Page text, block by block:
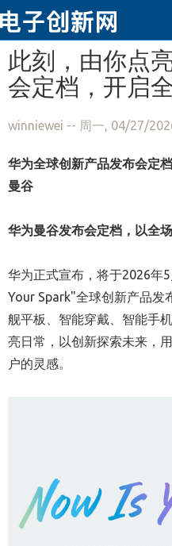
跳转到主要内容
此刻，由你点
会定档，开启
winniewei -- 周一, 04/27/
华为全球创新产品发布会定
曼谷
华为曼谷发布会定档，以全
华为正式宣布，将于2026年
Your Spark"全球创新产品发
舰平板、智能穿戴、智能手
亮日常，以创新探索未来，
户的灵感。